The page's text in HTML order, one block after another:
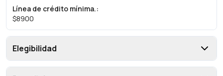
Línea de crédito mínima.:
$8900
Elegibilidad